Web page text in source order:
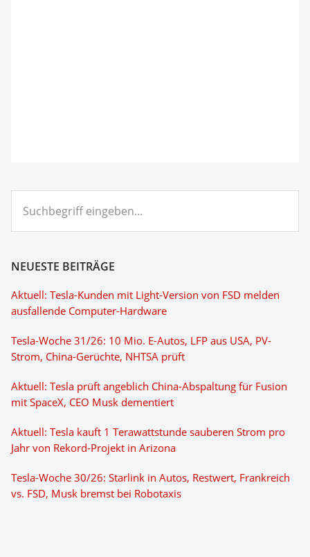
eingeben...
NEUESTE BEITRÄGE
Aktuell: Tesla-Kunden mit Light-Version von FSD melden
ausfallende Computer-Hardware
Tesla-Woche 31/26: 10 Mio. E-Autos, LFP aus USA, PV-
Strom, China-Gerüchte, NHTSA prüft
Aktuell: Tesla prüft angeblich China-Abspaltung für Fusion
mit SpaceX, CEO Musk dementiert
Aktuell: Tesla kauft 1 Terawattstunde sauberen Strom pro
Jahr von Rekord-Projekt in Arizona
Tesla-Woche 30/26: Starlink in Autos, Restwert, Frankreich
vs. FSD, Musk bremst bei Robotaxis